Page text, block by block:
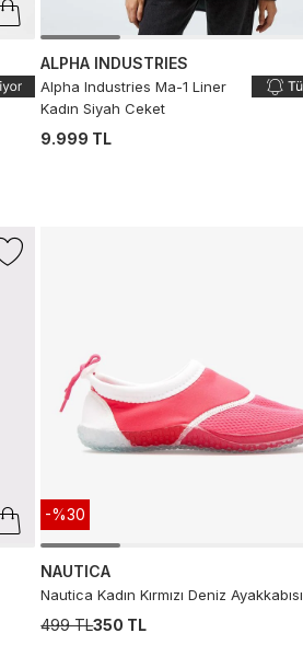
ALPHA INDUSTRIES
Alpha Industries Ma-1 Liner
Kadın Siyah Ceket
9.999 TL
-%30
NAUTICA
Nautica Kadın Kırmızı Deniz Ayakkabısı
499 TL350 TL